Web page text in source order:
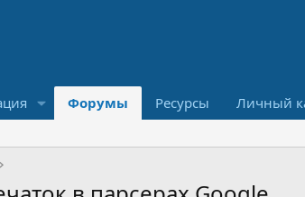
Форумы Ресурсы Личный